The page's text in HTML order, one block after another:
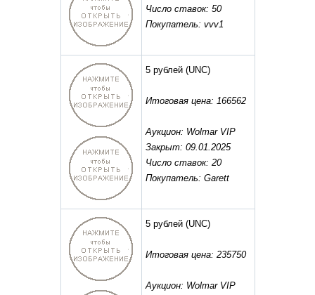
Число ставок: 50
Покупатель: vvv1
5 рублей(UNC)
Итоговая цена: 166562
Аукцион: Wolmar VIP
Закрыт: 09.01.2025
Число ставок: 20
Покупатель: Garett
5 рублей(UNC)
Итоговая цена: 235750
Аукцион: Wolmar VIP